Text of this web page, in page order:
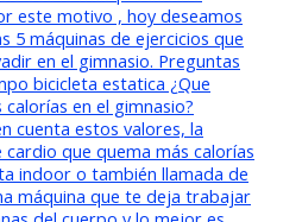
este motivo , hoy deseamos
5 máquinas de ejercicios que
en el gimnasio. Preguntas
bicicleta estatica ¿Que
en el gimnasio?
cuenta estos valores, la
cardio que quema más calorías
indoor o también llamada de
máquina que te deja trabajar